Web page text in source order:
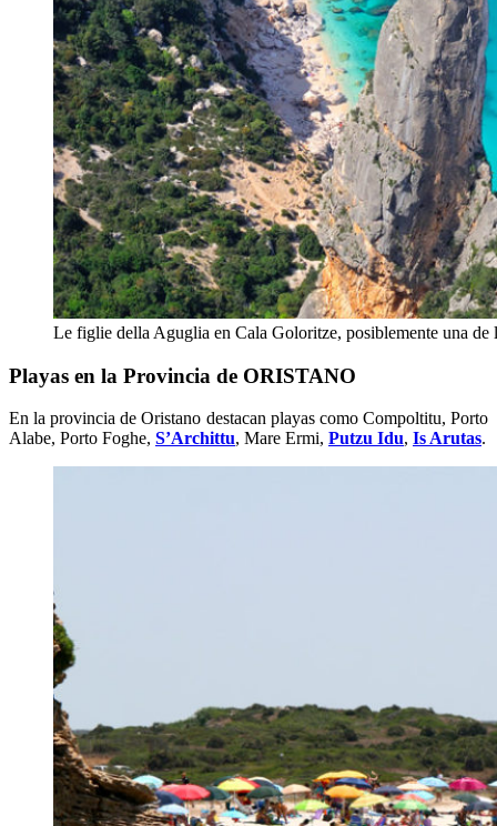
Le figlie della Aguglia en Cala Goloritze, posiblemente una de
Playas en la Provincia de ORISTANO
En la provincia de Oristano destacan playas como Compoltitu, Porto
Alabe, Porto Foghe, S’Archittu, Mare Ermi, Putzu Idu, Is Arutas.